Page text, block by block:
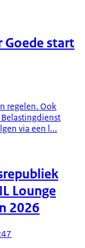
Goede start
regelen. Ook
via een l...
Lounge
2026